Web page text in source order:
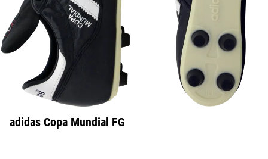
adidas Copa Mundial FG